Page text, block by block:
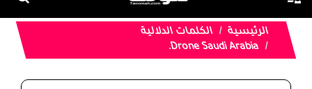
الرئيسية
الكلمات الدلالية
Drone Saudi Arabia.